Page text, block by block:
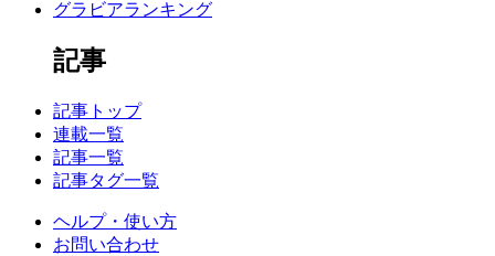
グラビアランキング
記事
記事トップ
連載一覧
記事一覧
記事タグ一覧
ヘルプ・使い方
お問い合わせ